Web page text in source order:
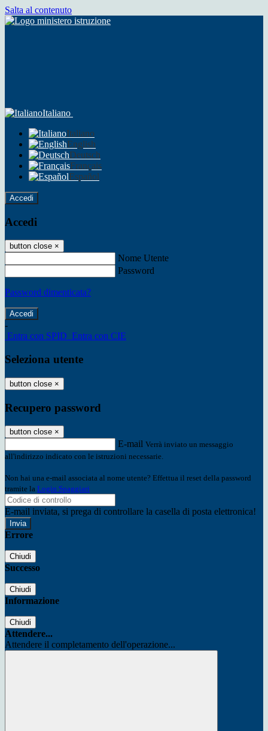
Salta al contenuto
Italiano
Italiano
English
Deutsch
Français
Español
Accedi
Accedi
button close ×
Nome Utente
Password
Password dimenticata?
-
Entra con SPID Entra con CIE
Seleziona utente
button close ×
Recupero password
button close ×
E-mail Verrà inviato un messaggio
all'indirizzo indicato con le istruzioni necessarie.
Non hai una e-mail associata al nome utente? Effettua il reset della password
tramite la Login Spaggiari
E-mail inviata, si prega di controllare la casella di posta elettronica!
Errore
Chiudi
Successo
Chiudi
Informazione
Chiudi
Attendere...
Attendere il completamento dell'operazione...